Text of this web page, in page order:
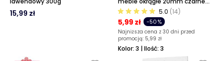
15,99 zł
zestaw 44 sztuk
5.0 (14)
5,99 zł -50%
Najniższa cena z 30 dni przed
promocją: 5,99 zł
Kolor: 3 | Ilość: 3